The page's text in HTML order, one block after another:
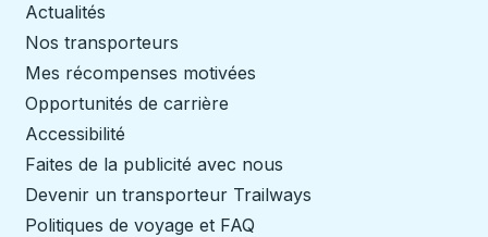
Actualités
Nos transporteurs
Mes récompenses motivées
Opportunités de carrière
Accessibilité
Faites de la publicité avec nous
Devenir un transporteur Trailways
Politiques de voyage et FAQ